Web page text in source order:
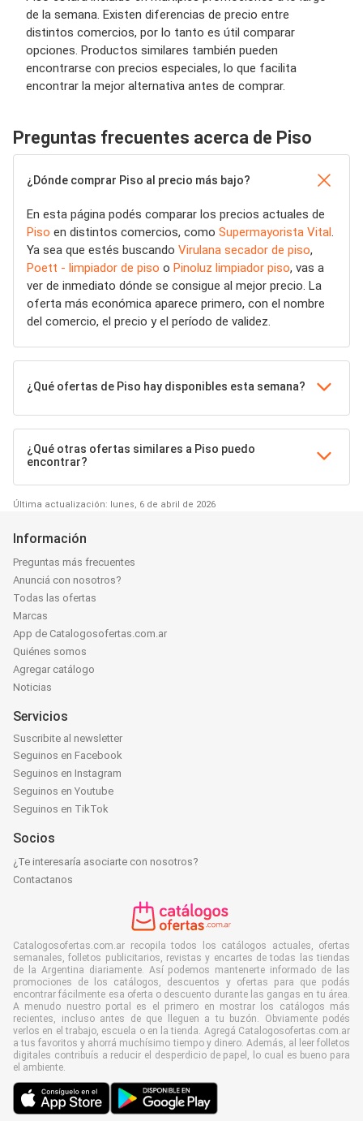
de la semana. Existen diferencias de precio entre
distintos comercios, por lo tanto es útil comparar
opciones. Productos similares también pueden
encontrarse con precios especiales, lo que facilita
encontrar la mejor alternativa antes de comprar.
Preguntas frecuentes acerca de Piso
¿Dónde comprar Piso al precio más bajo?
En esta página podés comparar los precios actuales de
Piso en distintos comercios, como Supermayorista Vital
Ya sea que estés buscando Virulana secador de piso,
Poett - limpiador de piso o Pinoluz limpiador piso, vas a
ver de inmediato dónde se consigue al mejor precio. La
oferta más económica aparece primero, con el nombre
del comercio, el precio y el período de validez.
¿Qué ofertas de Piso hay disponibles esta semana?
¿Qué otras ofertas similares a Piso puedo
encontrar?
Última actualización: lunes, 6 de abril de 2026
Información
Preguntas más frecuentes
Anunciá con nosotros?
Todas las ofertas
Marcas
App de Catalogosofertas.com.ar
Quiénes somos
Agregar catálogo
Noticias
Servicios
Suscribite al newsletter
Seguinos en Facebook
Seguinos en Instagram
Seguinos en Youtube
Seguinos en TikTok
Socios
¿Te interesaría asociarte con nosotros?
Contactanos
Catalogosofertas.com.ar recopila todos los catálogos actuales, ofertas
semanales, folletos publicitarios, revistas y encartes de todas las tiendas
de la Argentina diariamente. Así podemos mantenerte informado de las
promociones de los catálogos, descuentos y ofertas para que podás
encontrar fácilmente esa oferta o descuento durante las gangas en tu área.
A menudo nuestro portal es el primero en mostrar los catálogos más
recientes, incluso antes de que lleguen a tu buzón. Obviamente podés
verlos en el trabajo, escuela o en la tienda. Agregá Catalogosofertas.com.ar
a tus favoritos y ahorrá muchísimo tiempo y dinero. Además, al leer folletos
digitales contribuís a reducir el desperdicio de papel, lo cual es bueno para
el ambiente.